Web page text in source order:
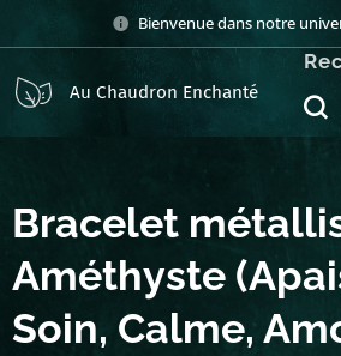
Bienvenue dans notre
Au Chaudron Enchanté
Bracelet
Améthyste
Soin, Calme,